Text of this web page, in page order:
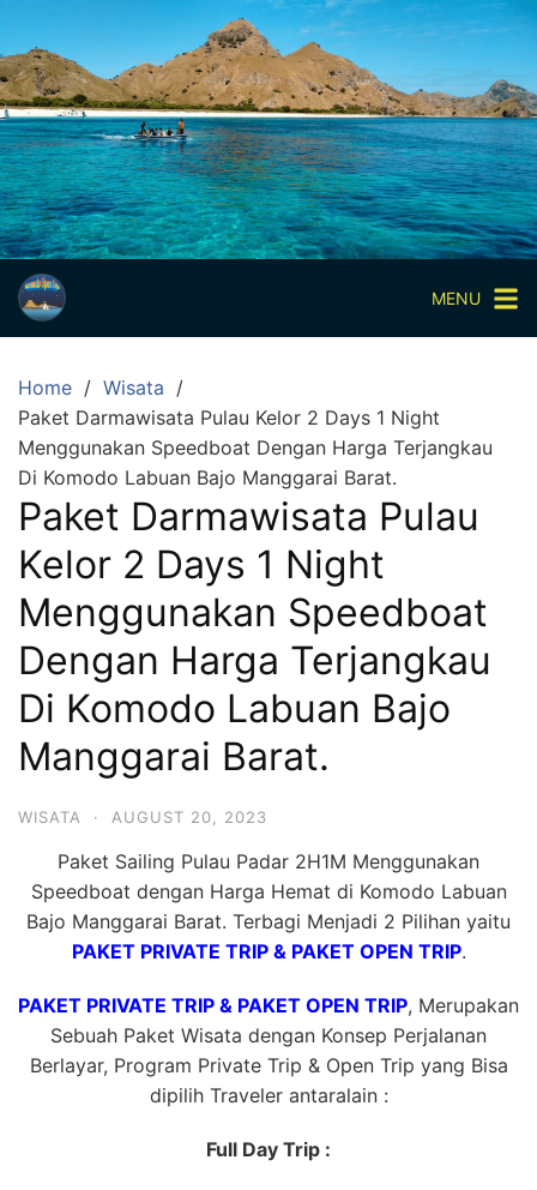
content
Paket
Wisata
Sharing
Trip
Komodo
Paket
Wisata
Open
Pulau
Komodo
Labuan
Bajo
3
Hari
2
Malam,
2
Hari
Malam
Penuh
MENU
Home
Wisata
Paket Darmawisata Pulau Kelor 2 Days 1 Night
Menggunakan Speedboat Dengan Harga Terjangkau
Di Komodo Labuan Bajo Manggarai Barat.
Paket Darmawisata Pulau
Kelor 2 Days 1 Night
Menggunakan Speedboat
Dengan Harga Terjangkau
Di Komodo Labuan Bajo
Manggarai Barat.
WISATA · AUGUST 20, 2023
Paket Sailing Pulau Padar 2H1M Menggunakan
Speedboat dengan Harga Hemat di Komodo Labuan
Bajo Manggarai Barat. Terbagi Menjadi 2 Pilihan yaitu
PAKET PRIVATE TRIP & PAKET OPEN TRIP.
PAKET PRIVATE TRIP & PAKET OPEN TRIP, Merupakan
Sebuah Paket Wisata dengan Konsep Perjalanan
Berlayar, Program Private Trip & Open Trip yang Bisa
dipilih Traveler antaralain :
Full Day Trip :